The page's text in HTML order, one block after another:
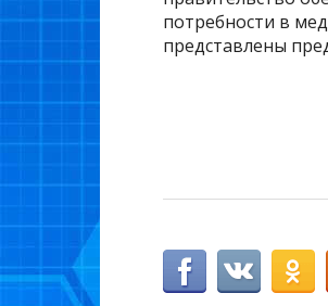
потребности в
представлены